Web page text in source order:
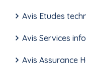
Avis Etudes
Avis Services
Avis Assurance